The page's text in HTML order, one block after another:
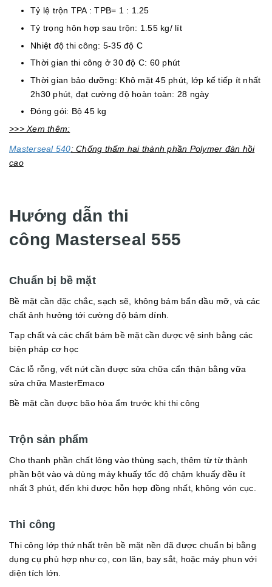
Tỷ lệ trộn TPA : TPB= 1 : 1.25
Tỷ trọng hôn hợp sau trộn: 1.55 kg/ lít
Nhiệt độ thi công: 5-35 độ C
Thời gian thi công ở 30 độ C: 60 phút
Thời gian bảo dưỡng: Khô mặt 45 phút, lớp kế tiếp ít nhất
2h30 phút, đạt cường độ hoàn toàn: 28 ngày
Đóng gói: Bộ 45 kg
>>> Xem thêm:
Masterseal 540: Chống thấm hai thành phần Polymer đàn hồi
cao
Hướng dẫn thi
công Masterseal 555
Chuẩn bị bề mặt
Bề mặt cần đặc chắc, sạch sẽ, không bám bẩn dầu mỡ, và các
chất ảnh hưởng tới cường độ bám dính.
Tạp chất và các chất bám bề mặt cần được vệ sinh bằng các
biện pháp cơ học
Các lỗ rỗng, vết nứt cần được sửa chữa cẩn thận bằng vữa
sửa chữa MasterEmaco
Bề mặt cần được bão hòa ẩm trước khi thi công
Trộn sản phẩm
Cho thanh phần chất lỏng vào thùng sạch, thêm từ từ thành
phần bột vào và dùng máy khuấy tốc độ chậm khuấy đều ít
nhất 3 phút, đến khi được hỗn hợp đồng nhất, không vón cục.
Thi công
Thi công lớp thứ nhất trên bề mặt nền đã được chuẩn bị bằng
dụng cụ phù hợp như cọ, con lăn, bay sắt, hoặc máy phun với
diện tích lớn.